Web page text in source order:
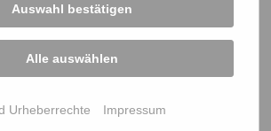
Auswahl bestätigen
Alle auswählen
Urheberrechte Impressum